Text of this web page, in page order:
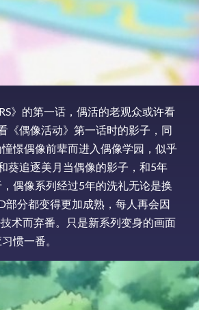
》的第一话，偶活的老观众或许看
《偶像活动》第一话时的影子，同
憬偶像前辈而进入偶像学园，似乎
葵追逐美月当偶像的影子，和5年
偶像系列经过5年的洗礼无论是换
部分都变得更加成熟，每人再会因
术而弃番。只是新系列变身的画面
惯一番。